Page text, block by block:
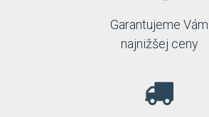
Garantujeme Vám
najnižšej ceny